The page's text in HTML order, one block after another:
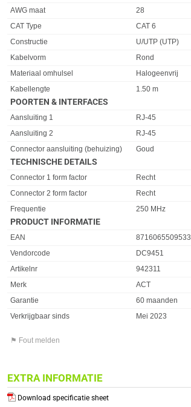
AWG maat
28
CAT Type
CAT 6
Constructie
U/UTP (UTP)
Kabelvorm
Rond
Materiaal omhulsel
Halogeenvrij
Kabellengte
1.50 m
POORTEN & INTERFACES
Eigenschap
Aansluiting 1
RJ-45
Aansluiting 2
RJ-45
Connector aansluiting (behuizing)
Goud
TECHNISCHE DETAILS
Eigenschap Waarde
Connector 1 form factor
Recht
Connector 2 form factor
Recht
Frequentie
250 MHz
PRODUCT INFORMATIE
EAN
8716065509533
Vendorcode
DC9451
Artikelnr
942311
Merk
ACT
Garantie
60 maanden
Verkrijgbaar sinds
Mei 2023
⚑ Fout melden
EXTRA INFORMATIE
Download specificatie sheet